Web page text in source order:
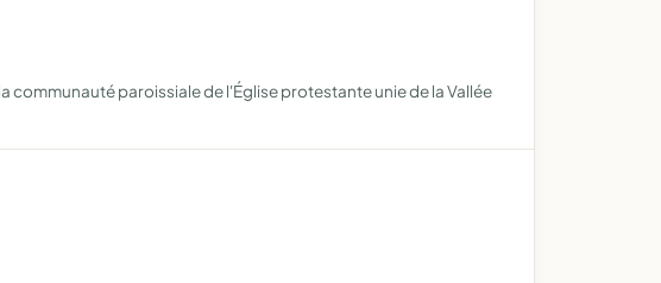
paroissiale de l'Église protestante unie de la Vallée